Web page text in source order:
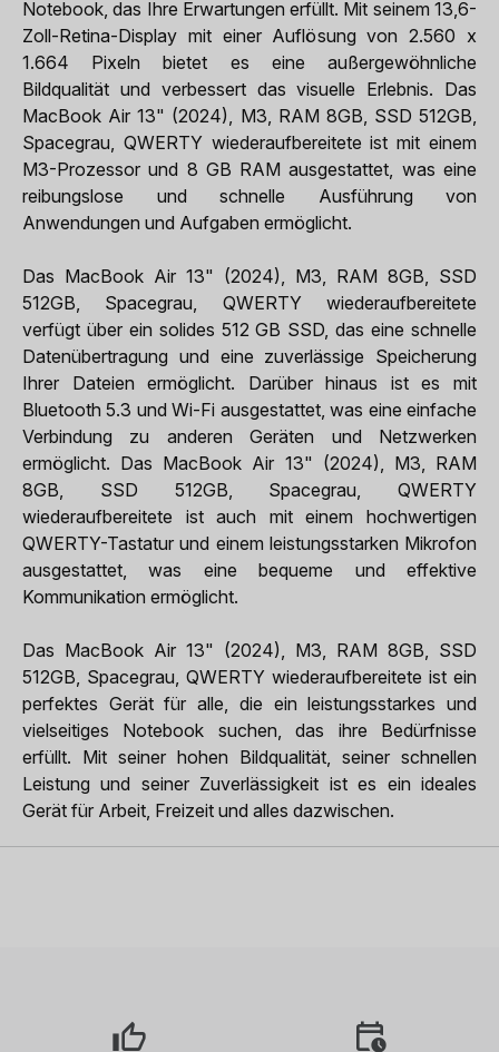
Notebook, das Ihre Erwartungen erfüllt. Mit seinem 13,6-
Zoll-Retina-Display mit einer Auflösung von 2.560 x
1.664 Pixeln bietet es eine außergewöhnliche
Bildqualität und verbessert das visuelle Erlebnis. Das
MacBook Air 13" (2024), M3, RAM 8GB, SSD 512GB,
Spacegrau, QWERTY wiederaufbereitete ist mit einem
M3-Prozessor und 8 GB RAM ausgestattet, was eine
reibungslose und schnelle Ausführung von
Anwendungen und Aufgaben ermöglicht.
Das MacBook Air 13" (2024), M3, RAM 8GB, SSD
512GB, Spacegrau, QWERTY wiederaufbereitete
verfügt über ein solides 512 GB SSD, das eine schnelle
Datenübertragung und eine zuverlässige Speicherung
Ihrer Dateien ermöglicht. Darüber hinaus ist es mit
Bluetooth 5.3 und Wi-Fi ausgestattet, was eine einfache
Verbindung zu anderen Geräten und Netzwerken
ermöglicht. Das MacBook Air 13" (2024), M3, RAM
8GB, SSD 512GB, Spacegrau, QWERTY
wiederaufbereitete ist auch mit einem hochwertigen
QWERTY-Tastatur und einem leistungsstarken Mikrofon
ausgestattet, was eine bequeme und effektive
Kommunikation ermöglicht.
Das MacBook Air 13" (2024), M3, RAM 8GB, SSD
512GB, Spacegrau, QWERTY wiederaufbereitete ist ein
perfektes Gerät für alle, die ein leistungsstarkes und
vielseitiges Notebook suchen, das ihre Bedürfnisse
erfüllt. Mit seiner hohen Bildqualität, seiner schnellen
Leistung und seiner Zuverlässigkeit ist es ein ideales
Gerät für Arbeit, Freizeit und alles dazwischen.